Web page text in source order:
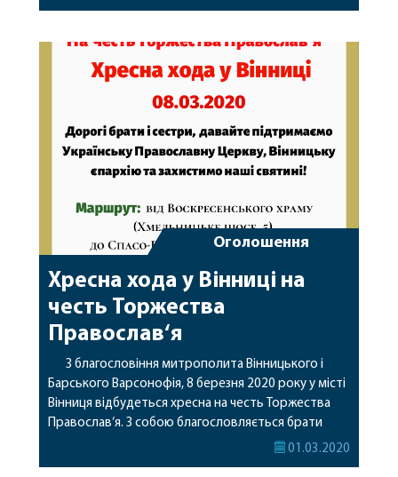
окрему громаду храм якої […]
Оголошення
Хресна хода у Вінниці на
честь Торжества
Православ‘я
З благословіння митрополита Вінницького і
Барського Варсонофія, 8 березня 2020 року у місті
Вінниця відбудеться хресна на честь Торжества
Православ‘я. З собою благословляється брати
шановані вами ікони. На хресну ходу доставлять
01.03.2020